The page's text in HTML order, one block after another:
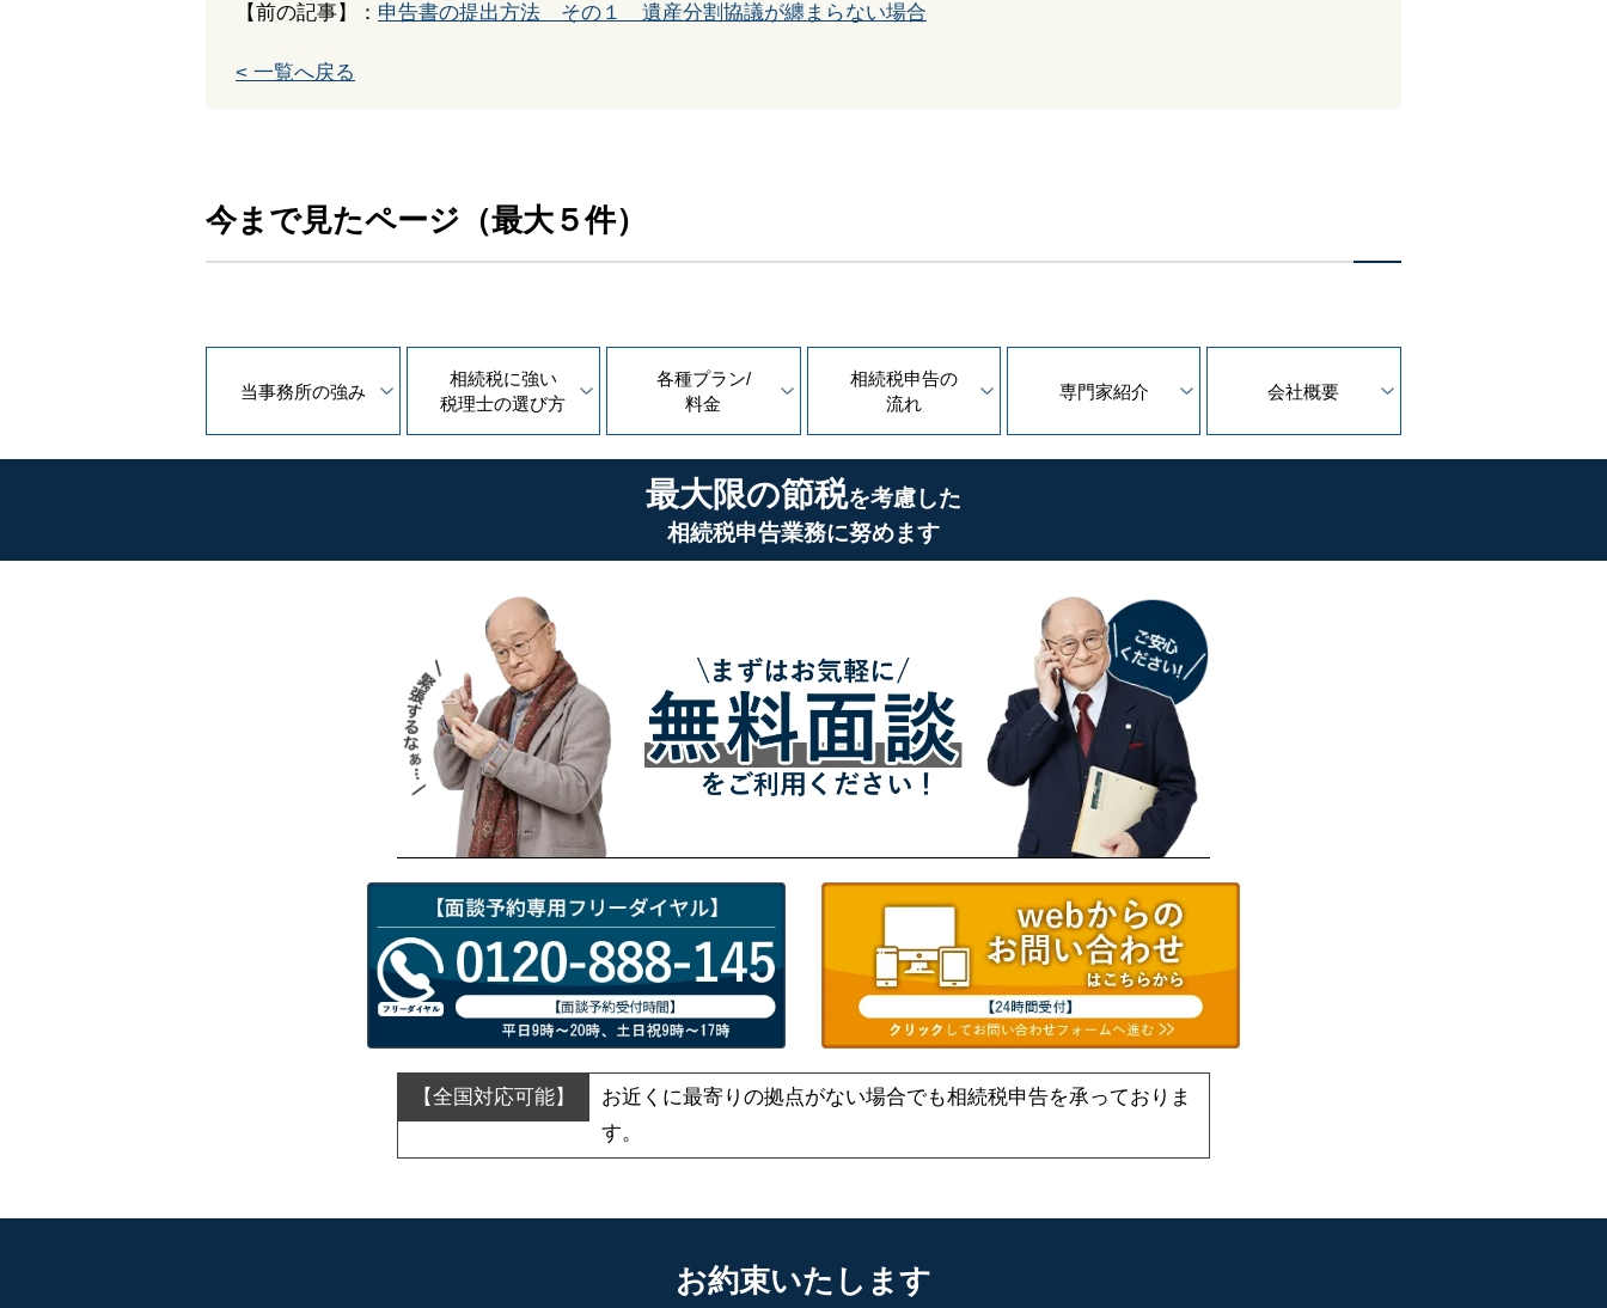
【前の記事】： 申告書の提出方法 その１ 遺産分割協議が纏まらない場合
< 一覧へ戻る
今まで見たページ（最大５件）
当事務所の強み
相続税に強い
税理士の選び方
各種プラン/
料金
相続税申告の
流れ
専門家紹介 会社概要
最大限の節税を考慮した
相続税申告業務に努めます
お近くに最寄りの拠点がない場合でも相続税申告を承っておりま
す。
お約束いたします